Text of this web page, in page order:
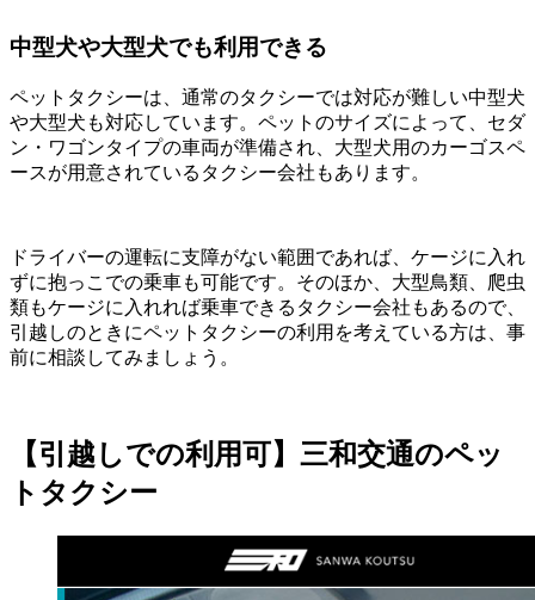
中型犬や大型犬でも利用できる
ペットタクシーは、通常のタクシーでは対応が難しい中型犬
や大型犬も対応しています。ペットのサイズによって、セダ
ン・ワゴンタイプの車両が準備され、大型犬用のカーゴスペ
ースが用意されているタクシー会社もあります。
ドライバーの運転に支障がない範囲であれば、ケージに入れ
ずに抱っこでの乗車も可能です。そのほか、大型鳥類、爬虫
類もケージに入れれば乗車できるタクシー会社もあるので、
引越しのときにペットタクシーの利用を考えている方は、事
前に相談してみましょう。
【引越しでの利用可】三和交通のペッ
トタクシー